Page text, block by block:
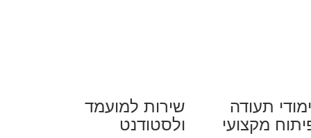
תעודה
מקצועי
שירות למועמד
ולסטודנט